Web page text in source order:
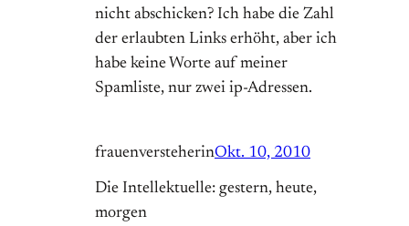
nicht abschicken? Ich habe die Zahl
der erlaubten Links erhöht, aber ich
habe keine Worte auf meiner
Spamliste, nur zwei ip-Adressen.
frauenversteherinOkt. 10, 2010
Die Intellektuelle: gestern, heute,
morgen